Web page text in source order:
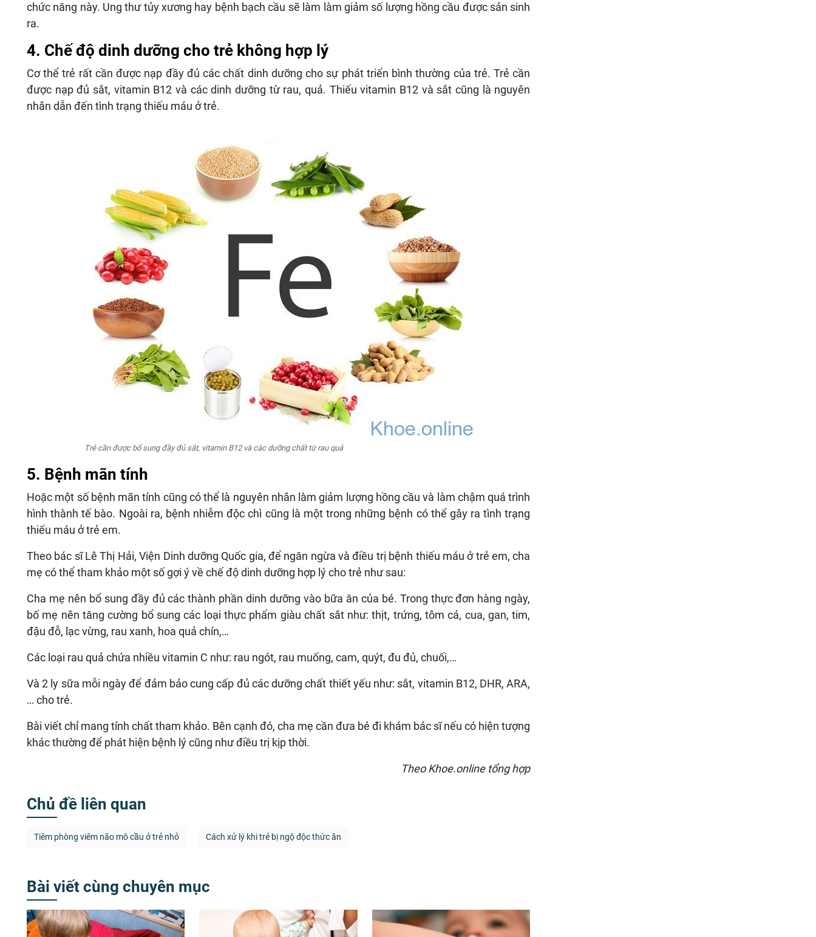
chức năng này. Ung thư tủy xương hay bệnh bạch cầu sẽ làm làm giảm số lượng hồng cầu được sản sinh
ra.
4. Chế độ dinh dưỡng cho trẻ không hợp lý
Cơ thể trẻ rất cần được nạp đầy đủ các chất dinh dưỡng cho sự phát triển bình thường của trẻ. Trẻ cần
được nạp đủ sắt, vitamin B12 và các dinh dưỡng từ rau, quả. Thiếu vitamin B12 và sắt cũng là nguyên
nhân dẫn đến tình trạng thiếu máu ở trẻ.
Trẻ cần được bổ sung đầy đủ sắt, vitamin B12 và các dưỡng chất từ rau quả
5. Bệnh mãn tính
Hoặc một số bệnh mãn tính cũng có thể là nguyên nhân làm giảm lượng hồng cầu và làm chậm quá trình
hình thành tế bào. Ngoài ra, bệnh nhiễm độc chì cũng là một trong những bệnh có thể gây ra tình trạng
thiếu máu ở trẻ em.
Theo bác sĩ Lê Thị Hải, Viện Dinh dưỡng Quốc gia, để ngăn ngừa và điều trị bệnh thiếu máu ở trẻ em, cha
mẹ có thể tham khảo một số gợi ý về chế độ dinh dưỡng hợp lý cho trẻ như sau:
Cha mẹ nên bổ sung đầy đủ các thành phần dinh dưỡng vào bữa ăn của bé. Trong thực đơn hàng ngày,
bố mẹ nên tăng cường bổ sung các loại thực phẩm giàu chất sắt như: thịt, trứng, tôm cá, cua, gan, tim,
đậu đỗ, lạc vừng, rau xanh, hoa quả chín,…
Các loại rau quả chứa nhiều vitamin C như: rau ngót, rau muống, cam, quýt, đu đủ, chuối,…
Và 2 ly sữa mỗi ngày để đảm bảo cung cấp đủ các dưỡng chất thiết yếu như: sắt, vitamin B12, DHR, ARA,
… cho trẻ.
Bài viết chỉ mang tính chất tham khảo. Bên cạnh đó, cha mẹ cần đưa bé đi khám bác sĩ nếu có hiện tượng
khác thường để phát hiện bệnh lý cũng như điều trị kịp thời.
Theo Khoe.online tổng hợp
Chủ đề liên quan
Tiêm phòng viêm não mô cầu ở trẻ nhỏ Cách xử lý khi trẻ bị ngộ độc thức ăn
Bài viết cùng chuyên mục